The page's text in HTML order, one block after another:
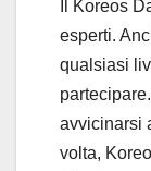
Il Koreos
esperti.
qualsiasi
avvicinarsi
volta,